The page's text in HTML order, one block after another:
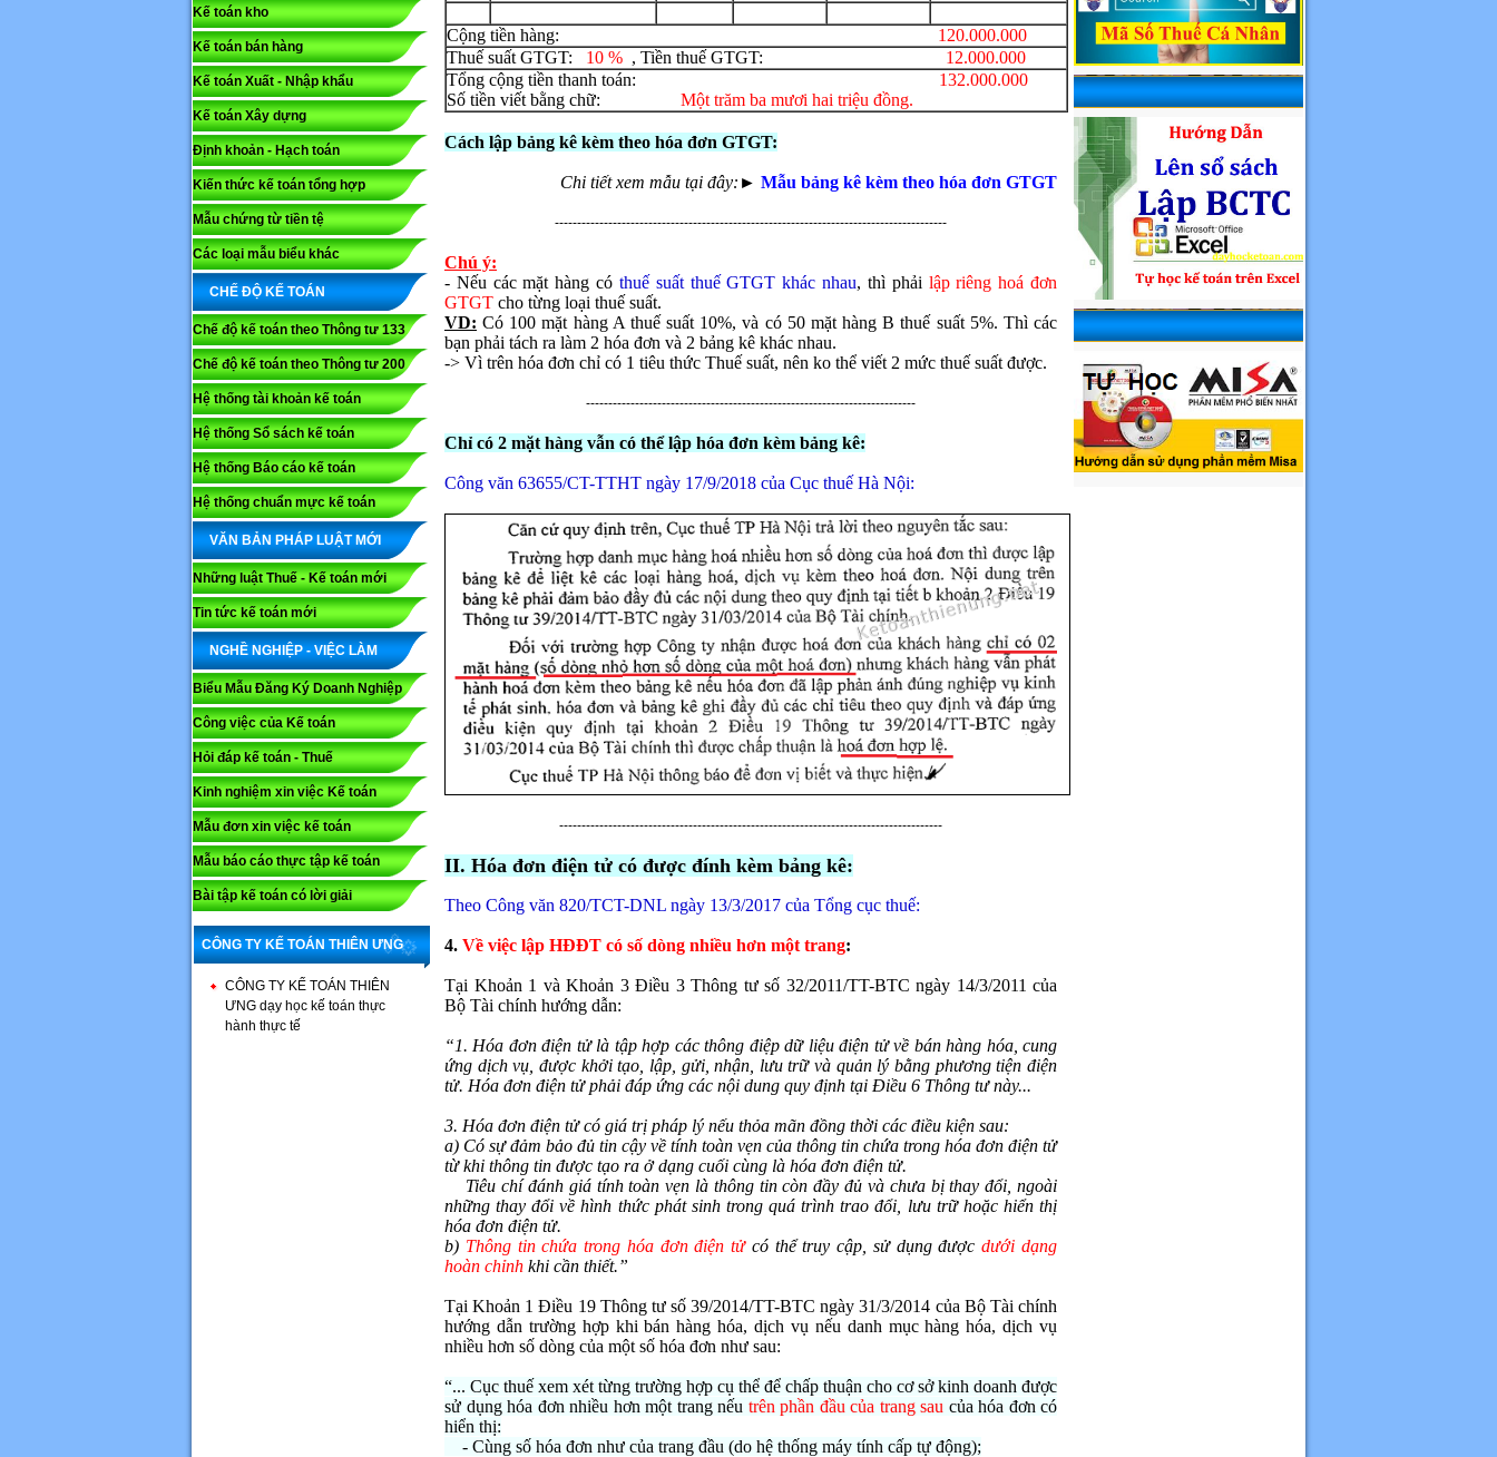
Kế toán kho
Kế toán bán hàng
Kế toán Xuất - Nhập khẩu
Kế toán Xây dựng
Định khoản - Hạch toán
Kiến thức kế toán tổng hợp
Mẫu chứng từ tiền tệ
Các loại mẫu biểu khác
CHẾ ĐỘ KẾ TOÁN
Chế độ kế toán theo Thông tư 133
Chế độ kế toán theo Thông tư 200
Hệ thống tài khoản kế toán
Hệ thống Sổ sách kế toán
Hệ thống Báo cáo kế toán
Hệ thống chuẩn mực kế toán
VĂN BẢN PHÁP LUẬT MỚI
Những luật Thuế - Kế toán mới
Tin tức kế toán mới
NGHỀ NGHIỆP - VIỆC LÀM
Biểu Mẫu Đăng Ký Doanh Nghiệp
Công việc của Kế toán
Hỏi đáp kế toán - Thuế
Kinh nghiệm xin việc Kế toán
Mẫu đơn xin việc kế toán
Mẫu báo cáo thực tập kế toán
Bài tập kế toán có lời giải
CÔNG TY KẾ TOÁN THIÊN ƯNG
CÔNG TY KẾ TOÁN THIÊN
ƯNG dạy học kế toán thực
hành thực tế
Cộng tiền hàng:
120.000.000
Thuế suất GTGT: 10 % , Tiền thuế GTGT:
12.000.000
Tổng cộng tiền thanh toán: 132.000.000
Số tiền viết bằng chữ: Một trăm ba mươi hai triệu đồng.
Cách lập bảng kê kèm theo hóa đơn GTGT:
Chi tiết xem mẫu tại đây: ► Mẫu bảng kê kèm theo hóa đơn GTGT
----------------------------------------------------------------------------------------
Chú ý:
- Nếu các mặt hàng có thuế suất thuế GTGT khác nhau, thì phải lập riêng hoá đơn
GTGT cho từng loại thuế suất.
VD: Có 100 mặt hàng A thuế suất 10%, và có 50 mặt hàng B thuế suất 5%. Thì các
bạn phải tách ra làm 2 hóa đơn và 2 bảng kê khác nhau.
-> Vì trên hóa đơn chỉ có 1 tiêu thức Thuế suất, nên ko thể viết 2 mức thuế suất được.
--------------------------------------------------------------------------
Chỉ có 2 mặt hàng vẫn có thể lập hóa đơn kèm bảng kê:
Công văn 63655/CT-TTHT ngày 17/9/2018 của Cục thuế Hà Nội:
--------------------------------------------------------------------------------------
II. Hóa đơn điện tử có được đính kèm bảng kê:
Theo Công văn 820/TCT-DNL ngày 13/3/2017 của Tổng cục thuế:
4. Về việc lập HĐĐT có số dòng nhiều hơn một trang:
Tại Khoản 1 và Khoản 3 Điều 3 Thông tư số 32/2011/TT-BTC ngày 14/3/2011 của
Bộ Tài chính hướng dẫn:
“1. Hóa đơn điện tử là tập hợp các thông điệp dữ liệu điện tử về bán hàng hóa, cung
ứng dịch vụ, được khởi tạo, lập, gửi, nhận, lưu trữ và quản lý bằng phương tiện điện
tử. Hóa đơn điện tử phải đáp ứng các nội dung quy định tại Điều 6 Thông tư này...
3. Hóa đơn điện tử có giá trị pháp lý nếu thỏa mãn đồng thời các điều kiện sau:
a) Có sự đảm bảo đủ tin cậy về tính toàn vẹn của thông tin chứa trong hóa đơn điện tử
từ khi thông tin được tạo ra ở dạng cuối cùng là hóa đơn điện tử.
Tiêu chí đánh giá tính toàn vẹn là thông tin còn đầy đủ và chưa bị thay đổi, ngoài
những thay đổi về hình thức phát sinh trong quá trình trao đổi, lưu trữ hoặc hiển thị
hóa đơn điện tử.
b) Thông tin chứa trong hóa đơn điện tửcó thể truy cập, sử dụng đượcdưới dạng
hoàn chỉnh khi cần thiết.”
Tại Khoản 1 Điều 19 Thông tư số 39/2014/TT-BTC ngày 31/3/2014 của Bộ Tài chính
hướng dẫn trường hợp khi bán hàng hóa, dịch vụ nếu danh mục hàng hóa, dịch vụ
nhiều hơn số dòng của một số hóa đơn như sau:
“... Cục thuế xem xét từng trường hợp cụ thể để chấp thuận cho cơ sở kinh doanh được
sử dụng hóa đơn nhiều hơn một trang nếu trên phần đầu của trang sau của hóa đơn có
hiển thị:
- Cùng số hóa đơn như của trang đầu (do hệ thống máy tính cấp tự động);
Mã capcha*
Lưu ý: Những ô dấu (*) là bắt buộc !
Gửi